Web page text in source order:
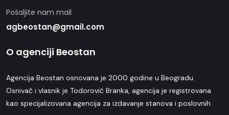
Pošaljite nam mail
agbeostan@gmail.com
O agenciji Beostan
Agencija Beostan osnovana je 2000 godine u Beogradu.
Osnivač i vlasnik je Todorović Branka, agencija je registrovana
kao specijalizovana agencija za izdavanje stanova i poslovnih